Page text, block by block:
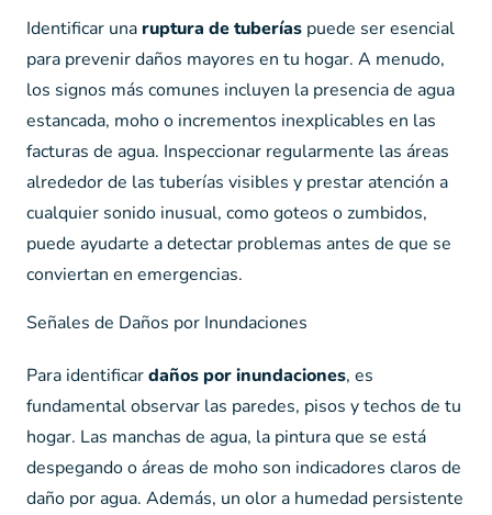
Identificar una ruptura de tuberías puede ser esencial
para prevenir daños mayores en tu hogar. A menudo,
los signos más comunes incluyen la presencia de agua
estancada, moho o incrementos inexplicables en las
facturas de agua. Inspeccionar regularmente las áreas
alrededor de las tuberías visibles y prestar atención a
cualquier sonido inusual, como goteos o zumbidos,
puede ayudarte a detectar problemas antes de que se
conviertan en emergencias.
Señales de Daños por Inundaciones
Para identificardaños por inundaciones, es
fundamental observar las paredes, pisos y techos de tu
hogar. Las manchas de agua, la pintura que se está
despegando o áreas de moho son indicadores claros de
daño por agua. Además, un olor a humedad persistente